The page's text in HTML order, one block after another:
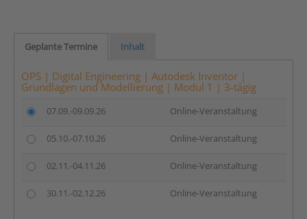
Geplante Termine Inhalt
OPS | Digital Engineering | Autodesk Inventor |
Grundlagen und Modellierung | Modul 1 | 3-tägig
07.09.-09.09.26 Online-Veranstaltung
05.10.-07.10.26 Online-Veranstaltung
02.11.-04.11.26 Online-Veranstaltung
30.11.-02.12.26 Online-Veranstaltung